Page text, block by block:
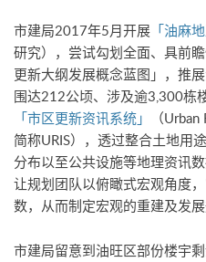
市建局2017年5月开展 「油麻
研究），尝试勾划全面、具前
更新大纲发展概念蓝图」，推
围达212公顷、涉及逾3,300栋
「市区更新资讯系统」
（
简称URIS），透过整合土地用
分布以至公共设施等地理资讯
让规划团队以俯瞰式宏观角度
数，从而制定宏观的重建及发展
市建局留意到油旺区部份楼宇